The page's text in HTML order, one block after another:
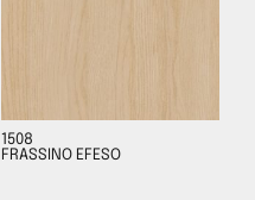
1508
FRASSINO EFESO